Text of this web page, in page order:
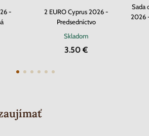
-
2 EURO Cyprus 2026 -
Predsedníctvo
Skladom
3.50 €
Sada
2026